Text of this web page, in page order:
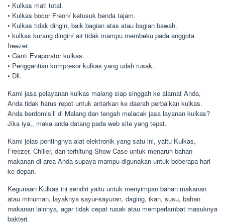
• Kulkas mati total.
• Kulkas bocor Freon/ ketusuk benda tajam.
• Kulkas tidak dingin, baik bagian atas atau bagian bawah.
• kulkas kurang dingin/ air tidak mampu membeku pada anggota
freezer.
• Ganti Evaporator kulkas.
• Penggantian kompresor kulkas yang udah rusak.
• Dll.
Kami jasa pelayanan kulkas malang siap singgah ke alamat Anda,
Anda tidak harus repot untuk antarkan ke daerah perbaikan kulkas.
Anda berdomisili di Malang dan tengah melacak jasa layanan kulkas?
Jika iya,, maka anda datang pada web site yang tepat.
Kami jelas pentingnya alat elektronik yang satu ini, yaitu Kulkas,
Freezer, Chiller, dan terhitung Show Case untuk menaruh bahan
makanan di area Anda supaya mampu digunakan untuk beberapa hari
ke depan.
Kegunaan Kulkas ini sendiri yaitu untuk menyimpan bahan makanan
atau minuman, layaknya sayur-sayuran, daging, ikan, susu, bahan
makanan lainnya, agar tidak cepat rusak atau memperlambat masuknya
bakteri.